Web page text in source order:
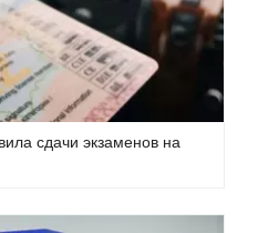
сдачи экзаменов на